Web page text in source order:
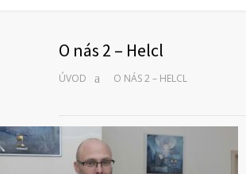
O nás 2 – Helcl
ÚVOD O NÁS 2 – HELCL